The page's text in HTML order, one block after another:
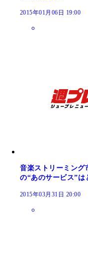
2015年01月06日 19:00
音楽ストリーミング
の“あのサービス”は
2015年03月31日 20:00